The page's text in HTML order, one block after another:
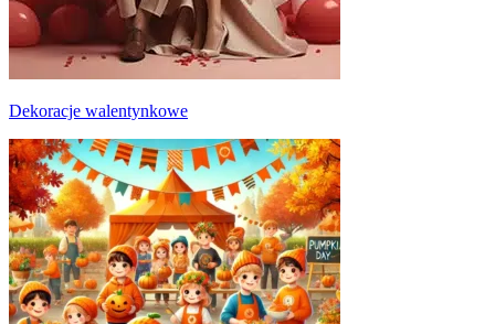
Dekoracje walentynkowe